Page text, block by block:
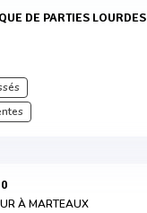
DE PARTIES LOURDES
À MARTEAUX